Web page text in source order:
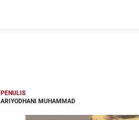
PENULIS
ARIYODHANI MUHAMMAD